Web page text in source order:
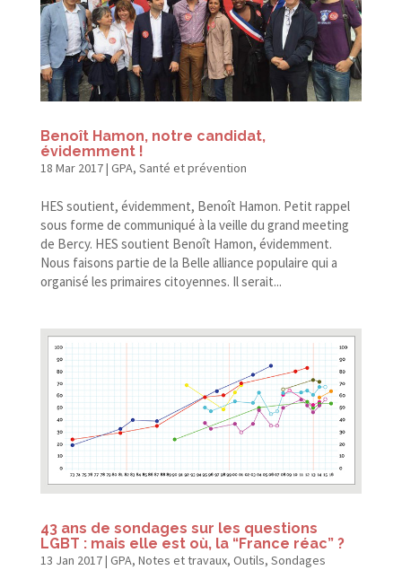
Benoît Hamon, notre candidat,
évidemment !
18 Mar 2017| GPA, Santé et prévention
HES soutient, évidemment, Benoît Hamon. Petit rappel
sous forme de communiqué à la veille du grand meeting
de Bercy. HES soutient Benoît Hamon, évidemment.
Nous faisons partie de la Belle alliance populaire qui a
organisé les primaires citoyennes. Il serait...
43 ans de sondages sur les questions
LGBT : mais elle est où, la “France réac” ?
13 Jan 2017| GPA, Notes et travaux, Outils, Sondages